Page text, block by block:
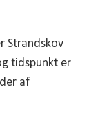
Strandskov
tidspunkt er
af